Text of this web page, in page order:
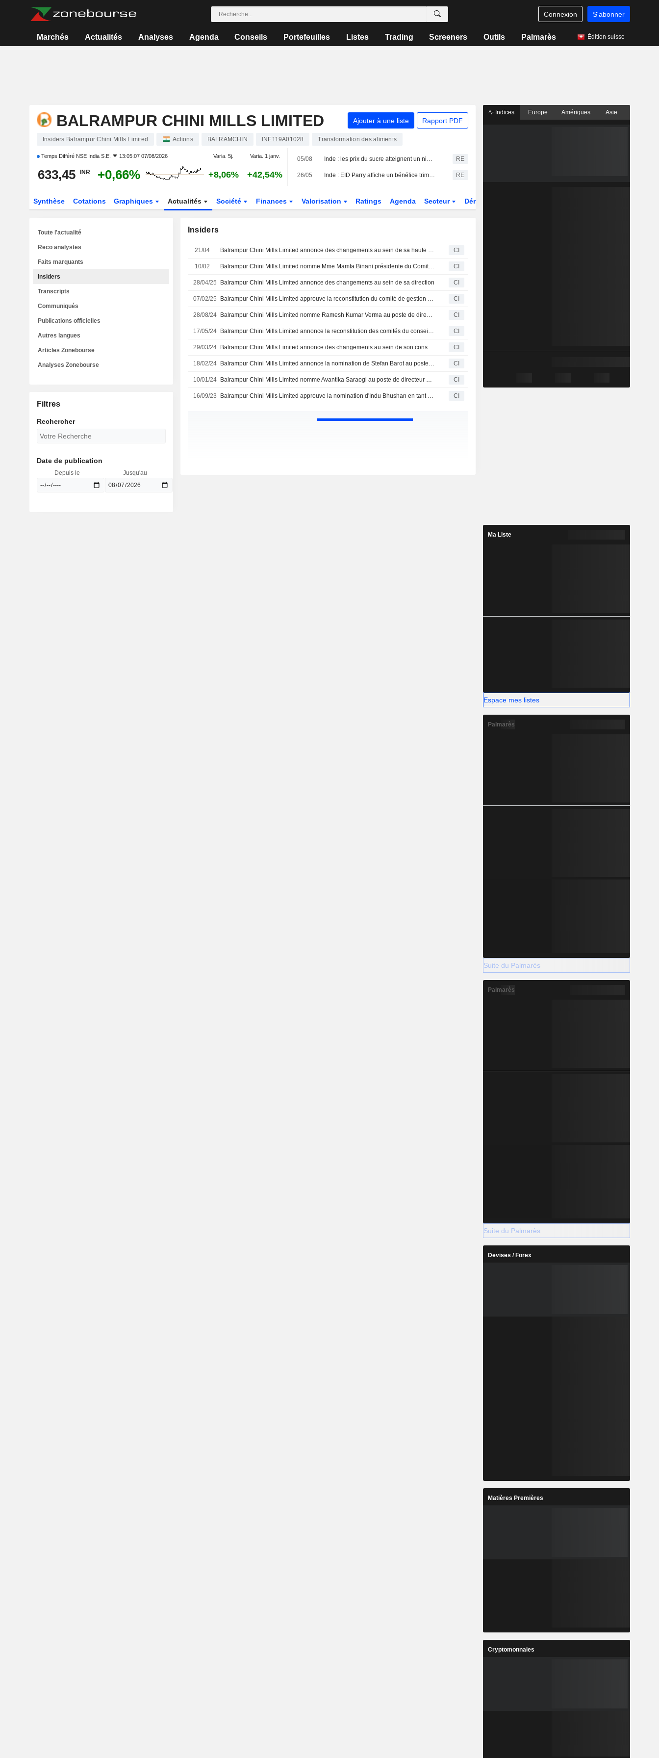
Connexion S'abonner
Marchés Actualités Analyses Agenda Conseils Portefeuilles Listes Trading Screeners Outils Palmarès Édition suisse
BALRAMPUR CHINI MILLS LIMITED Ajouter à une liste Rapport PDF
Insiders Balrampur Chini Mills Limited Actions BALRAMCHIN INE119A01028 Transformation des aliments
Temps Différé NSE India S.E. 13:05:07 07/08/2026 Varia. 5j. Varia. 1 janv.
633,45 INR +0,66% +8,06% +42,54%
05/08 Inde : les prix du sucre atteignent un niveau record face à l'étroitesse de l'offre et à la demande saisonnière RE
26/05 Inde : EID Parry affiche un bénéfice trimestriel en hausse, porté par la performance du sucre RE
Synthèse Cotations Graphiques Actualités Société Finances Valorisation Ratings Agenda Secteur Dérivés
Insiders
21/04 Balrampur Chini Mills Limited annonce des changements au sein de sa haute direction, effectifs au 21 avril 2026 CI
10/02 Balrampur Chini Mills Limited nomme Mme Mamta Binani présidente du Comité Exécutif, à compter du 10 février 2026 CI
28/04/25 Balrampur Chini Mills Limited annonce des changements au sein de sa direction CI
07/02/25 Balrampur Chini Mills Limited approuve la reconstitution du comité de gestion des risques CI
28/08/24 Balrampur Chini Mills Limited nomme Ramesh Kumar Verma au poste de directeur général principal (chef d'unité - Akbarpur) CI
17/05/24 Balrampur Chini Mills Limited annonce la reconstitution des comités du conseil d'administration CI
29/03/24 Balrampur Chini Mills Limited annonce des changements au sein de son conseil d'administration CI
18/02/24 Balrampur Chini Mills Limited annonce la nomination de Stefan Barot au poste de président, à compter du 1er mars 2024 CI
10/01/24 Balrampur Chini Mills Limited nomme Avantika Saraogi au poste de directeur exécutif CI
16/09/23 Balrampur Chini Mills Limited approuve la nomination d'Indu Bhushan en tant qu'administrateur indépendant CI
Toute l'actualité
Reco analystes
Faits marquants
Insiders
Transcripts
Communiqués
Publications officielles
Autres langues
Articles Zonebourse
Analyses Zonebourse
Filtres
Rechercher
Date de publication
Depuis le Jusqu'au
Indices Europe Amériques Asie
Ma Liste
Espace mes listes
Palmarès
Suite du Palmarès
Palmarès
Suite du Palmarès
Devises / Forex
Matières Premières
Cryptomonnaies